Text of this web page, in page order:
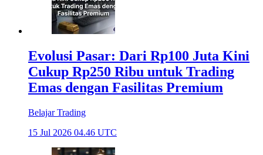
Evolusi Pasar: Dari Rp100 Juta Kini
Cukup Rp250 Ribu untuk Trading
Emas dengan Fasilitas Premium
Belajar Trading
15 Jul 2026 04.46 UTC